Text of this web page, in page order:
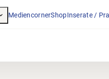
MediencornerShopInserate /